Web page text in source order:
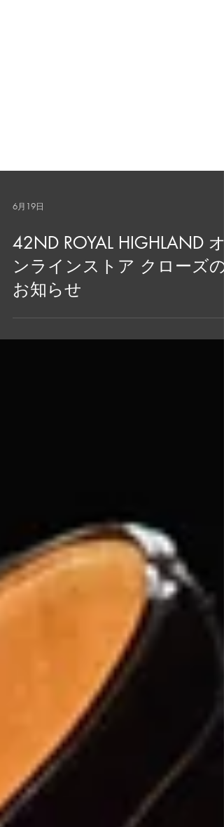
42ND ROYAL HIGHLAND オ
ンラインストア クローズの
お知らせ